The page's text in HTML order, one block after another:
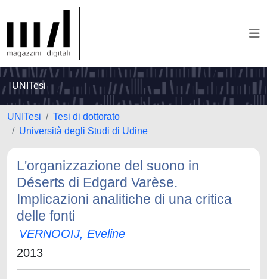
UNITesi
UNITesi
Tesi di dottorato
Università degli Studi di Udine
L'organizzazione del suono in
Déserts di Edgard Varèse.
Implicazioni analitiche di una critica
delle fonti
VERNOOIJ, Eveline
2013